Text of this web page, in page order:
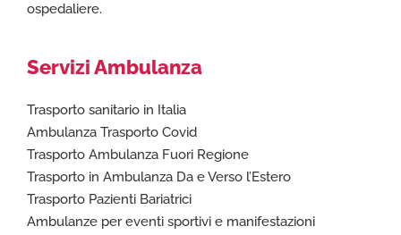
ospedaliere.
Servizi Ambulanza
Trasporto sanitario in Italia
Ambulanza Trasporto Covid
Trasporto Ambulanza Fuori Regione
Trasporto in Ambulanza Da e Verso l’Estero
Trasporto Pazienti Bariatrici
Ambulanze per eventi sportivi e manifestazioni